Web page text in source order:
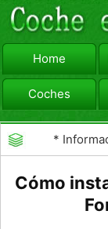
Home
Coches
viajar
*
Cómo